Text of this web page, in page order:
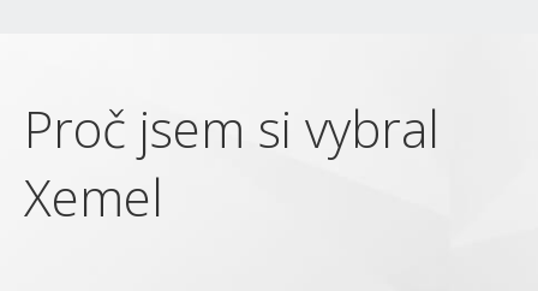
Proč jsem si vybral
Xemel